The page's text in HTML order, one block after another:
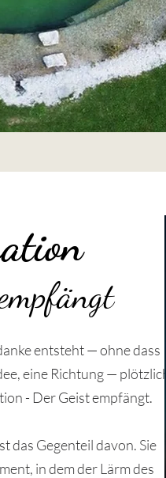
entsteht — ohne dass
eine Richtung — plötzlich
- Der Geist empfängt.
das Gegenteil davon. Sie
in dem der Lärm des